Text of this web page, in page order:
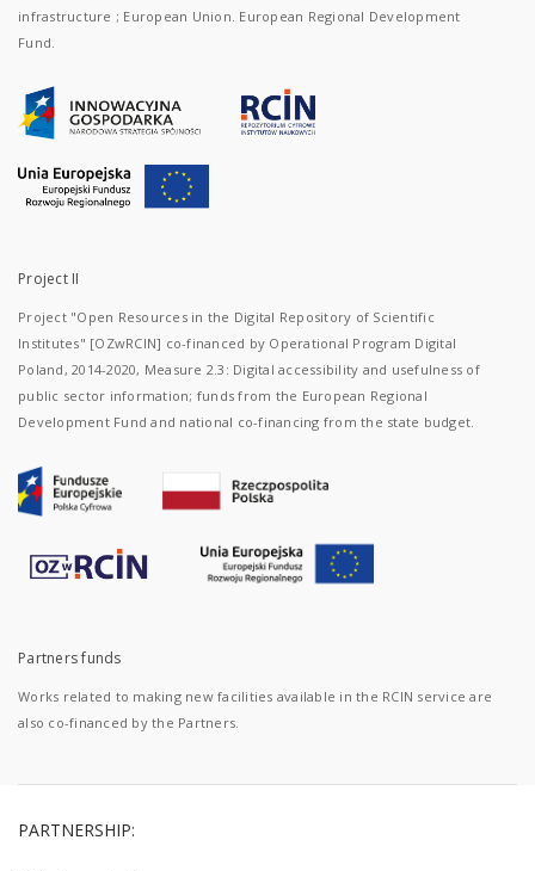
infrastructure ; European Union. European Regional Development
Fund.
Project II
Project "Open Resources in the Digital Repository of Scientific
Institutes" [OZwRCIN] co-financed by Operational Program Digital
Poland, 2014-2020, Measure 2.3: Digital accessibility and usefulness of
public sector information; funds from the European Regional
Development Fund and national co-financing from the state budget.
Partners funds
Works related to making new facilities available in the RCIN service are
also co-financed by the Partners.
PARTNERSHIP: